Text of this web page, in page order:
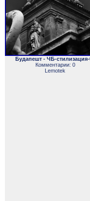
Будапешт - ЧБ-стилизация-
Комментарии: 0
Lemotek